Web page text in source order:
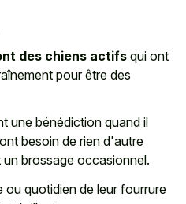
des chiens actifs qui ont
pour être des
une bénédiction quand il
besoin de rien d'autre
brossage occasionnel.
ou quotidien de leur fourrure